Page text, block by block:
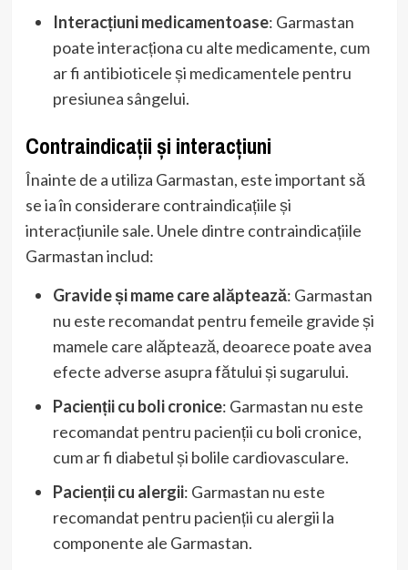
Interacțiuni medicamentoase: Garmastan
poate interacționa cu alte medicamente, cum
ar fi antibioticele și medicamentele pentru
presiunea sângelui.
Contraindicații și interacțiuni
Înainte de a utiliza Garmastan, este important să
se ia în considerare contraindicațiile și
interacțiunile sale. Unele dintre contraindicațiile
Garmastan includ:
Gravide și mame care alăptează: Garmastan
nu este recomandat pentru femeile gravide și
mamele care alăptează, deoarece poate avea
efecte adverse asupra fătului și sugarului.
Pacienții cu boli cronice: Garmastan nu este
recomandat pentru pacienții cu boli cronice,
cum ar fi diabetul și bolile cardiovasculare.
Pacienții cu alergii: Garmastan nu este
recomandat pentru pacienții cu alergii la
componente ale Garmastan.